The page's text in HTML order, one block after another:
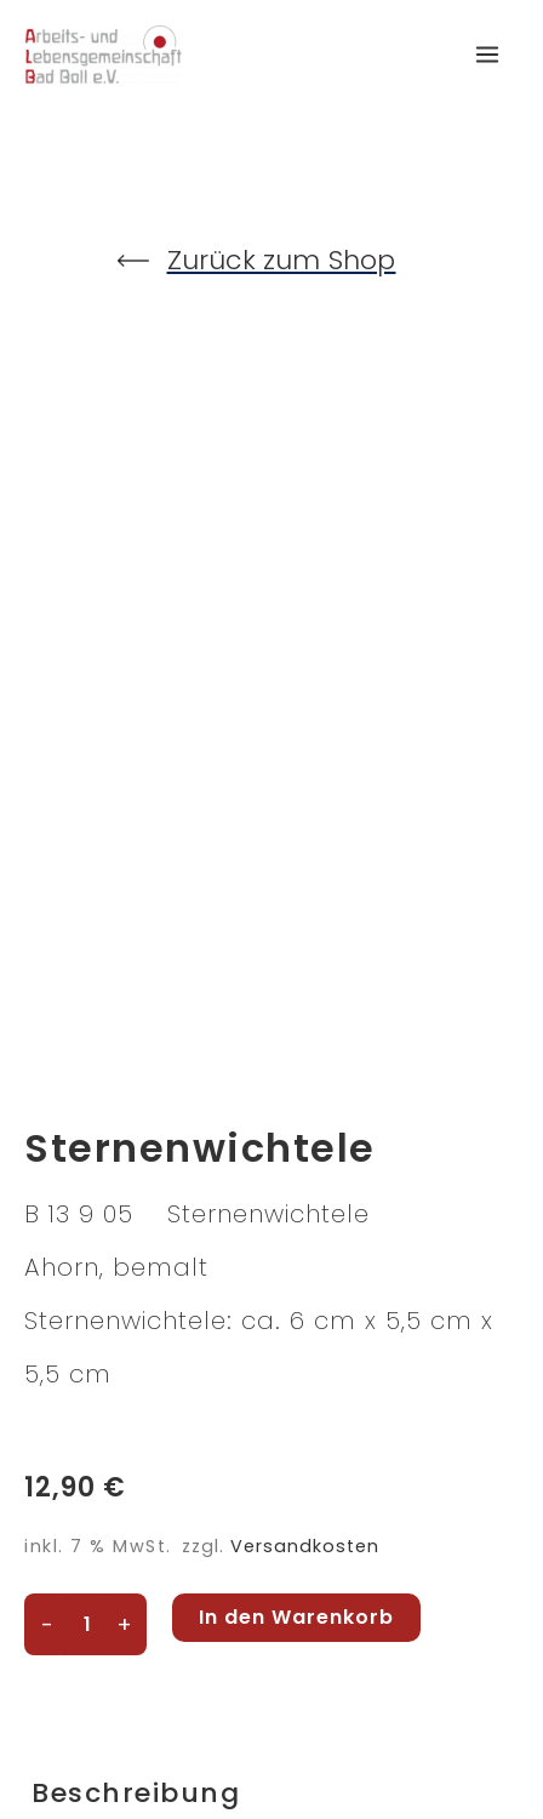
Inhalt
springen
Zurück zum Shop
Sternenwichtele
B 13 9 05 Sternenwichtele
Ahorn, bemalt
Sternenwichtele: ca. 6 cm x 5,5 cm x
5,5 cm
12,90 €
inkl. 7 % MwSt. zzgl. Versandkosten
-
Sternenwichtele
+ In den Warenkorb
Beschreibung